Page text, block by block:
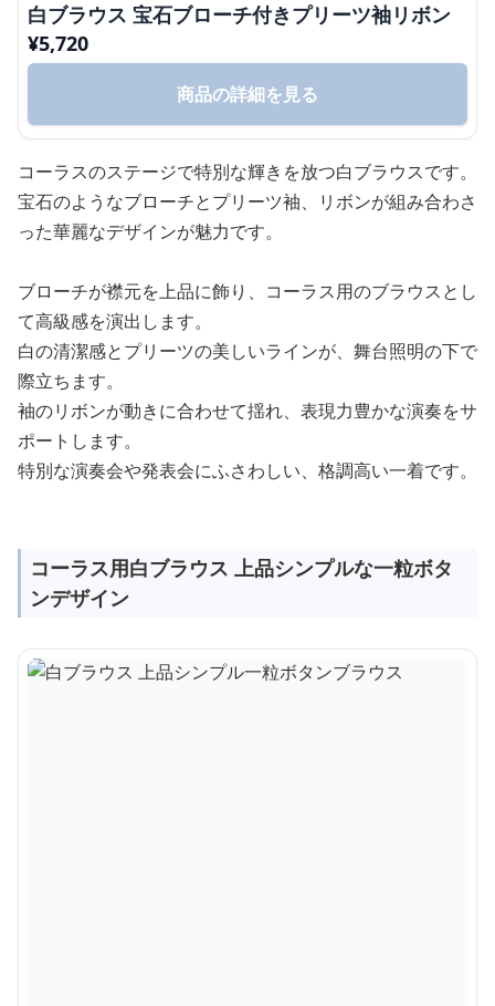
白ブラウス 宝石ブローチ付きプリーツ袖リボン
¥5,720
商品の詳細を見る
コーラスのステージで特別な輝きを放つ白ブラウスです。
宝石のようなブローチとプリーツ袖、リボンが組み合わさ
った華麗なデザインが魅力です。
ブローチが襟元を上品に飾り、コーラス用のブラウスとし
て高級感を演出します。
白の清潔感とプリーツの美しいラインが、舞台照明の下で
際立ちます。
袖のリボンが動きに合わせて揺れ、表現力豊かな演奏をサ
ポートします。
特別な演奏会や発表会にふさわしい、格調高い一着です。
コーラス用白ブラウス 上品シンプルな一粒ボタ
ンデザイン